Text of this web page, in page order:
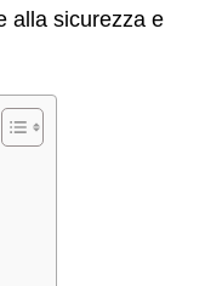
alla sicurezza e